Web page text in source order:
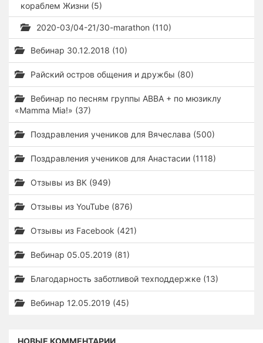
кораблем Жизни (5)
2020-03/04-21/30-marathon (110)
Вебинар 30.12.2018 (10)
Райский остров общения и дружбы (80)
Вебинар по песням группы ABBA + по мюзиклу
«Mamma Mia!» (37)
Поздравления учеников для Вячеслава (500)
Поздравления учеников для Анастасии (1118)
Отзывы из ВК (949)
Отзывы из YouTube (876)
Отзывы из Facebook (421)
Вебинар 05.05.2019 (81)
Благодарность заботливой техподдержке (13)
Вебинар 12.05.2019 (45)
НОВЫЕ КОММЕНТАРИИ